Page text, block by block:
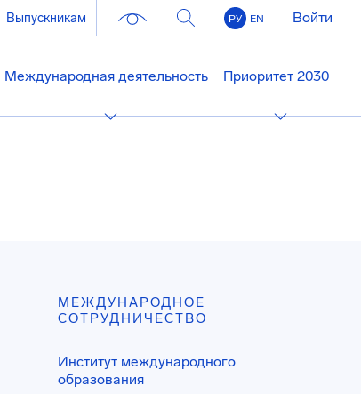
Выпускникам РУ EN Войти
Международная деятельность Приоритет 2030
МЕЖДУНАРОДНОЕ
СОТРУДНИЧЕСТВО
Институт международного
образования